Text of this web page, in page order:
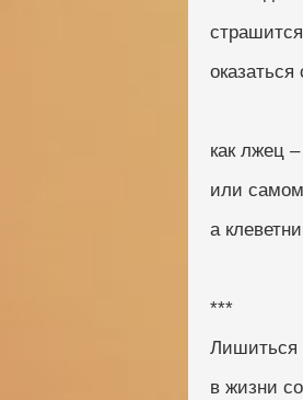
как лжец
или
а
***
Лишиться
в жизни